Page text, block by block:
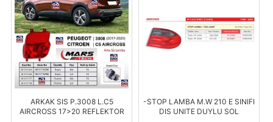
ARKAK SIS P.3008 L.C5
AIRCROSS 17>20 REFLEKTOR
-STOP LAMBA M.W 210 E SINIFI
DIS UNITE DUYLU SOL